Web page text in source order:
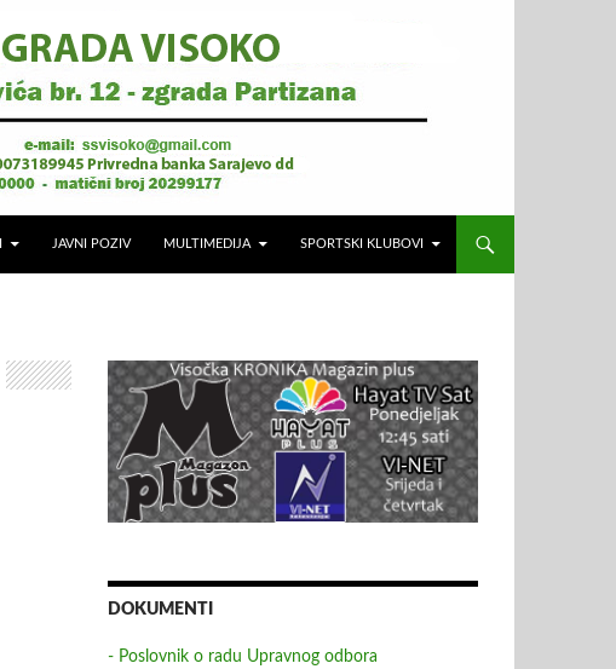
JAVNI POZIV MULTIMEDIJA SPORTSKI KLUBOVI
DOKUMENTI
- Poslovnik o radu Upravnog odbora